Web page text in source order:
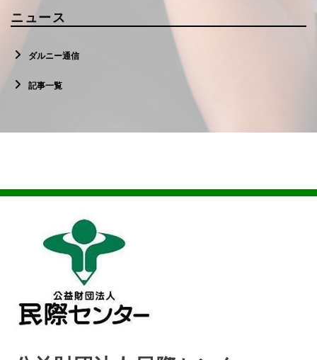
ニュース
ダルニー通信
記事一覧